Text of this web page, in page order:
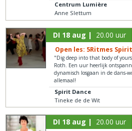
Centrum Lumière
Anne Slettum
DI 18 aug | 20.00 uur
Open les: 5Ritmes
"Dig deep into that body of
Roth. Een uur heerlijk
dynamisch losgaan in de dans-
allemaal!
Spirit Dance
Tineke de de Wit
DI 18 aug | 20.00 uur